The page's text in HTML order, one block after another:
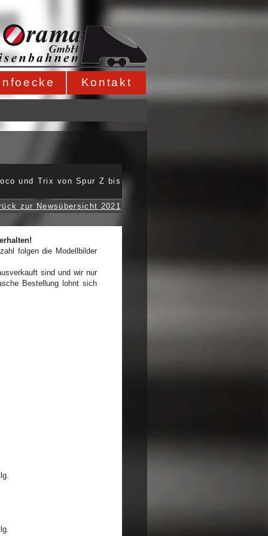
Kontakt
und Trix von Spur Z bis
zur Newsübersicht 2021
folgen die Modellbilder
sind und wir nur
Bestellung lohnt sich